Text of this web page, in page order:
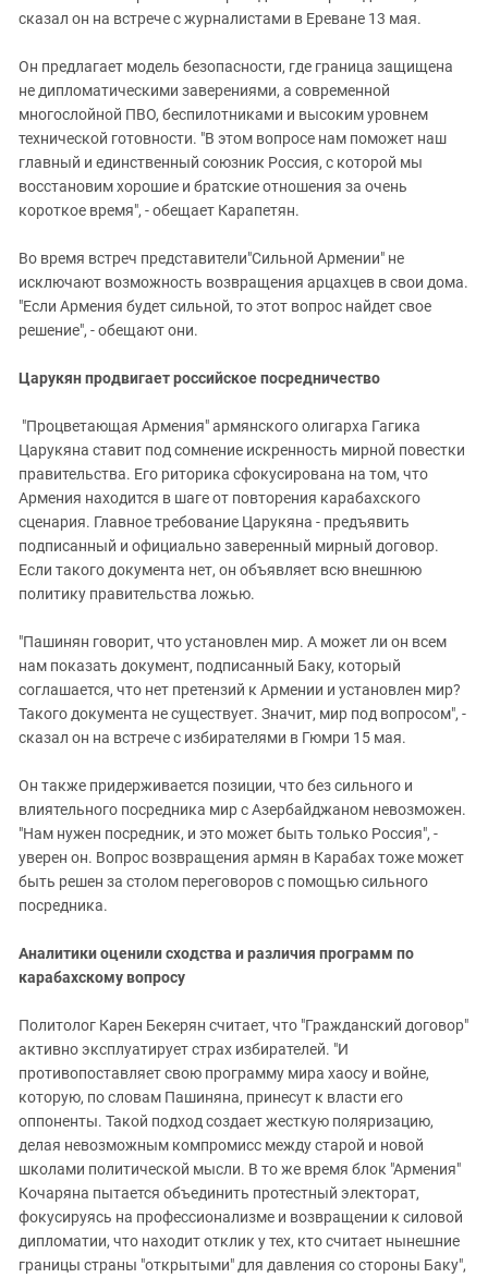
сказал он на встрече с журналистами в Ереване 13 мая.
Он предлагает модель безопасности, где граница защищена
не дипломатическими заверениями, а современной
многослойной ПВО, беспилотниками и высоким уровнем
технической готовности. "В этом вопросе нам поможет наш
главный и единственный союзник Россия, с которой мы
восстановим хорошие и братские отношения за очень
короткое время", - обещает Карапетян.
Во время встреч представители"Сильной Армении" не
исключают возможность возвращения арцахцев в свои дома.
"Если Армения будет сильной, то этот вопрос найдет свое
решение", - обещают они.
Царукян продвигает российское посредничество
"Процветающая Армения" армянского олигарха Гагика
Царукяна ставит под сомнение искренность мирной повестки
правительства. Его риторика сфокусирована на том, что
Армения находится в шаге от повторения карабахского
сценария. Главное требование Царукяна - предъявить
подписанный и официально заверенный мирный договор.
Если такого документа нет, он объявляет всю внешнюю
политику правительства ложью.
"Пашинян говорит, что установлен мир. А может ли он всем
нам показать документ, подписанный Баку, который
соглашается, что нет претензий к Армении и установлен мир?
Такого документа не существует. Значит, мир под вопросом", -
сказал он на встрече с избирателями в Гюмри 15 мая.
Он также придерживается позиции, что без сильного и
влиятельного посредника мир с Азербайджаном невозможен.
"Нам нужен посредник, и это может быть только Россия", -
уверен он. Вопрос возвращения армян в Карабах тоже может
быть решен за столом переговоров с помощью сильного
посредника.
Аналитики оценили сходства и различия программ по
карабахскому вопросу
Политолог Карен Бекерян считает, что "Гражданский договор"
активно эксплуатирует страх избирателей. "И
противопоставляет свою программу мира хаосу и войне,
которую, по словам Пашиняна, принесут к власти его
оппоненты. Такой подход создает жесткую поляризацию,
делая невозможным компромисс между старой и новой
школами политической мысли. В то же время блок "Армения"
Кочаряна пытается объединить протестный электорат,
фокусируясь на профессионализме и возвращении к силовой
дипломатии, что находит отклик у тех, кто считает нынешние
границы страны "открытыми" для давления со стороны Баку",